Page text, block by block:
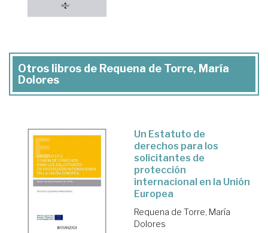
Otros libros de Requena de Torre, María
Dolores
Un Estatuto de
derechos para los
solicitantes de
protección
internacional en la Unión
Europea
Requena de Torre, María
Dolores